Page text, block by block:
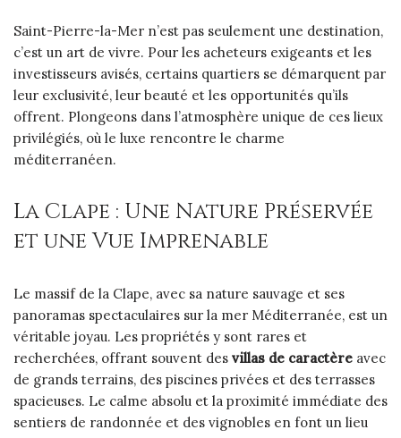
Saint-Pierre-la-Mer n’est pas seulement une destination,
c’est un art de vivre. Pour les acheteurs exigeants et les
investisseurs avisés, certains quartiers se démarquent par
leur exclusivité, leur beauté et les opportunités qu’ils
offrent. Plongeons dans l’atmosphère unique de ces lieux
privilégiés, où le luxe rencontre le charme
méditerranéen.
La Clape : Une Nature Préservée
et une Vue Imprenable
Le massif de la Clape, avec sa nature sauvage et ses
panoramas spectaculaires sur la mer Méditerranée, est un
véritable joyau. Les propriétés y sont rares et
recherchées, offrant souvent des villas de caractère avec
de grands terrains, des piscines privées et des terrasses
spacieuses. Le calme absolu et la proximité immédiate des
sentiers de randonnée et des vignobles en font un lieu